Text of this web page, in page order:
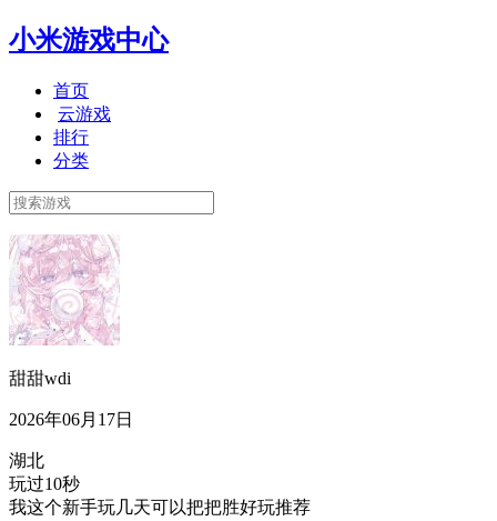
小米游戏中心
首页
云游戏
排行
分类
甜甜wdi
2026年06月17日
湖北
玩过10秒
我这个新手玩几天可以把把胜好玩推荐